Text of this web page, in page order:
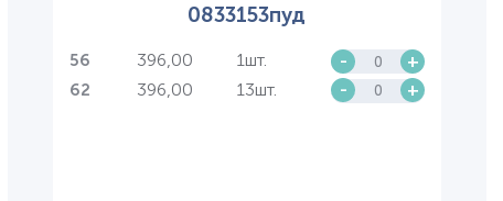
0833153пуд
56 396,00 1шт. - +
62 396,00 13шт. - +